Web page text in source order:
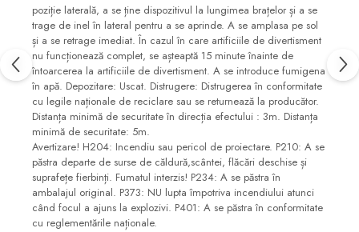
poziție laterală, a se ține dispozitivul la lungimea brațelor și a se
trage de inel în lateral pentru a se aprinde. A se amplasa pe sol
și a se retrage imediat. În cazul în care artificiile de divertisment
nu funcționează complet, se așteaptă 15 minute înainte de
întoarcerea la artificiile de divertisment. A se introduce fumigena
în apă. Depozitare: Uscat. Distrugere: Distrugerea în conformitate
cu legile naționale de reciclare sau se returnează la producător.
Distanța minimă de securitate în direcția efectului : 3m. Distanța
minimă de securitate: 5m.
Avertizare! H204: Incendiu sau pericol de proiectare. P210: A se
păstra departe de surse de căldură,scântei, flăcări deschise și
suprafețe fierbinți. Fumatul interzis! P234: A se păstra în
ambalajul original. P373: NU lupta împotriva incendiului atunci
când focul a ajuns la explozivi. P401: A se păstra în conformitate
cu reglementările naționale.